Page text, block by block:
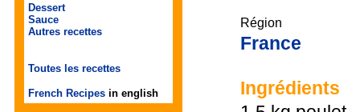
Dessert
Sauce
Autres recettes
Toutes les recettes
French Recipes in english
Région
France
Ingrédients